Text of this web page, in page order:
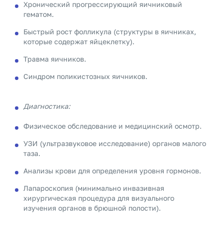
Хронический прогрессирующий яичниковый
гематом.
Быстрый рост фолликула (структуры в яичниках,
которые содержат яйцеклетку).
Травма яичников.
Синдром поликистозных яичников.
Диагностика:
Физическое обследование и медицинский осмотр.
УЗИ (ультразвуковое исследование) органов малого
таза.
Анализы крови для определения уровня гормонов.
Лапароскопия (минимально инвазивная
хирургическая процедура для визуального
изучения органов в брюшной полости).